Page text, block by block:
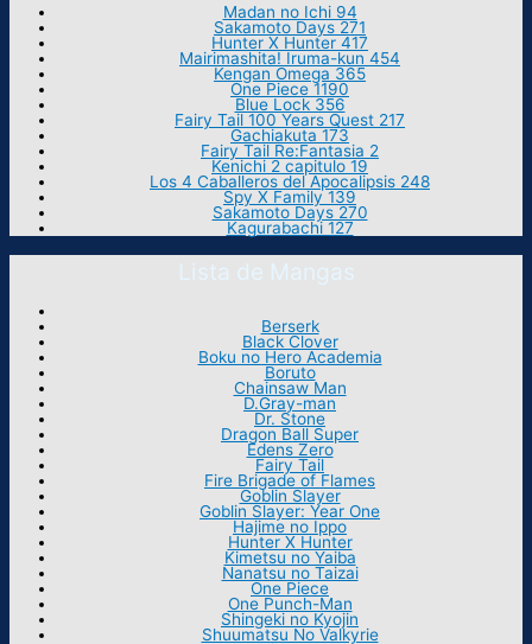
Madan no Ichi 94
Sakamoto Days 271
Hunter X Hunter 417
Mairimashita! Iruma-kun 454
Kengan Omega 365
One Piece 1190
Blue Lock 356
Fairy Tail 100 Years Quest 217
Gachiakuta 173
Fairy Tail Re:Fantasia 2
Kenichi 2 capitulo 19
Los 4 Caballeros del Apocalipsis 248
Spy X Family 139
Sakamoto Days 270
Kagurabachi 127
Lista de Mangas
Berserk
Black Clover
Boku no Hero Academia
Boruto
Chainsaw Man
D.Gray-man
Dr. Stone
Dragon Ball Super
Edens Zero
Fairy Tail
Fire Brigade of Flames
Goblin Slayer
Goblin Slayer: Year One
Hajime no Ippo
Hunter X Hunter
Kimetsu no Yaiba
Nanatsu no Taizai
One Piece
One Punch-Man
Shingeki no Kyojin
Shuumatsu No Valkyrie